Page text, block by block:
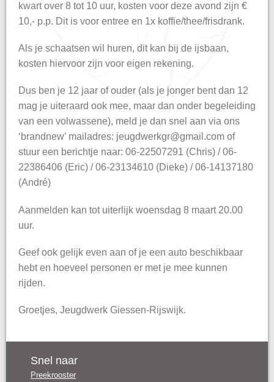
kwart over 8 tot 10 uur, kosten voor deze avond zijn €
10,- p.p. Dit is voor entree en 1x koffie/thee/frisdrank.
Als je schaatsen wil huren, dit kan bij de ijsbaan,
kosten hiervoor zijn voor eigen rekening.
Dus ben je 12 jaar of ouder (als je jonger bent dan 12
mag je uiteraard ook mee, maar dan onder begeleiding
van een volwassene), meld je dan snel aan via ons
‘brandnew’ mailadres: jeugdwerkgr@gmail.com of
stuur een berichtje naar: 06-22507291 (Chris) / 06-
22386406 (Eric) / 06-23134610 (Dieke) / 06-14137180
(André)
Aanmelden kan tot uiterlijk woensdag 8 maart 20.00
uur.
Geef ook gelijk even aan of je een auto beschikbaar
hebt en hoeveel personen er met je mee kunnen
rijden.
Groetjes, Jeugdwerk Giessen-Rijswijk.
Snel naar
Preekrooster